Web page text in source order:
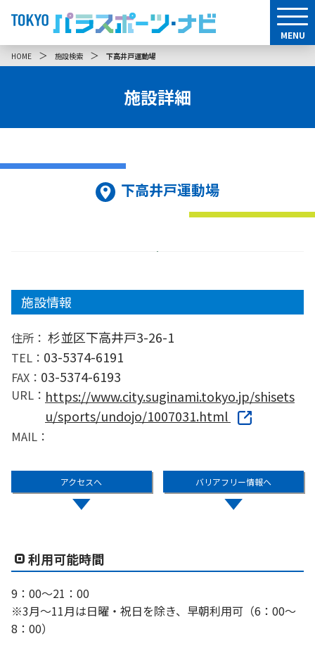
MENU
HOME ＞ 施設検索 ＞ 下高井戸運動場
施設詳細
下高井戸運動場
施設情報
住所： 杉並区下高井戸3-26-1
TEL： 03-5374-6191
FAX： 03-5374-6193
URL： https://www.city.suginami.tokyo.jp/shisets
u/sports/undojo/1007031.html
MAIL：
アクセスへ バリアフリー情報へ
利用可能時間
9：00〜21：00
※3月〜11月は日曜・祝日を除き、早朝利用可（6：00〜
8：00）